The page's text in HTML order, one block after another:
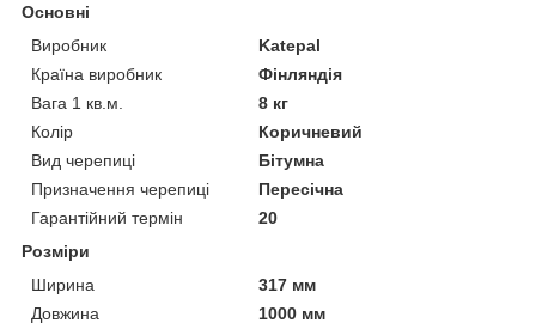
Основні
Виробник
Katepal
Країна виробник
Фінляндія
Вага 1 кв.м.
8 кг
Колір
Коричневий
Вид черепиці
Бітумна
Призначення черепиці
Пересічна
Гарантійний термін
20
Розміри
Ширина
317 мм
Довжина
1000 мм